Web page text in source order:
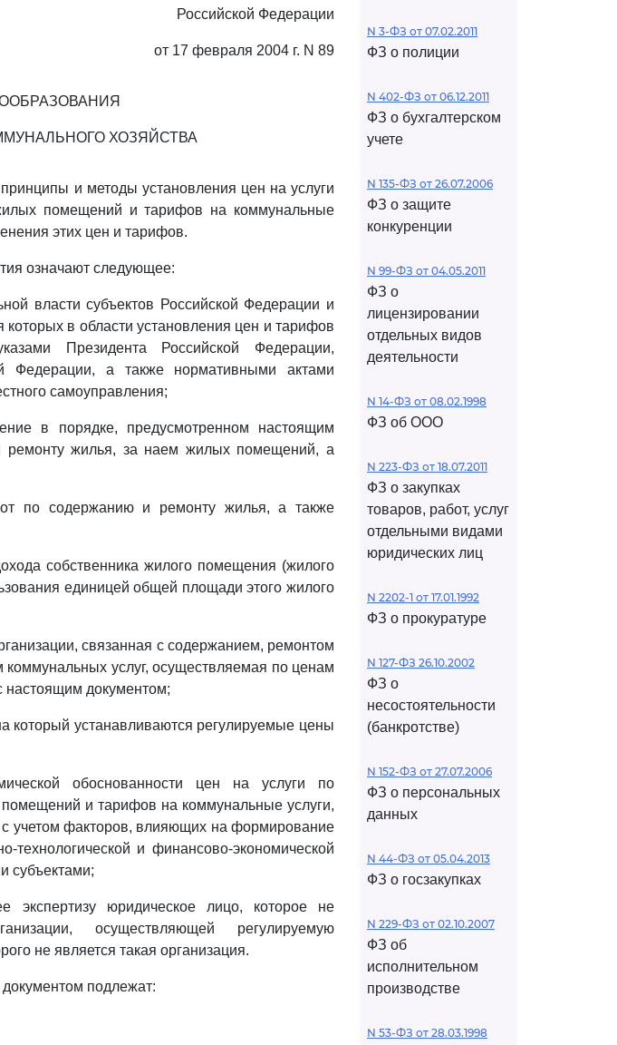
Российской Федерации
от 17 февраля 2004 г. N 89
ХОЗЯЙСТВА
и методы установления цен на услуги
помещений и тарифов на коммунальные
этих цен и тарифов.
означают следующее:
власти субъектов Российской Федерации и
в области установления цен и тарифов
Президента Российской Федерации,
Федерации, а также нормативными актами
самоуправления;
в порядке, предусмотренном настоящим
ремонту жилья, за наем жилых помещений, а
по содержанию и ремонту жилья, а также
собственника жилого помещения (жилого
единицей общей площади этого жилого
связанная с содержанием, ремонтом
услуг, осуществляемая по ценам
настоящим документом;
который устанавливаются регулируемые цены
обоснованности цен на услуги по
и тарифов на коммунальные услуги,
с учетом факторов, влияющих на формирование
и финансово-экономической
субъектами;
экспертизу юридическое лицо, которое не
осуществляющей регулируемую
не является такая организация.
подлежат:
N 3-ФЗ от 07.02.2011
ФЗ о полиции
N 402-ФЗ от 06.12.2011
ФЗ о бухгалтерском
учете
N 135-ФЗ от 26.07.2006
ФЗ о защите
конкуренции
N 99-ФЗ от 04.05.2011
ФЗ о
лицензировании
отдельных видов
деятельности
N 14-ФЗ от 08.02.1998
ФЗ об ООО
N 223-ФЗ от 18.07.2011
ФЗ о закупках
товаров, работ, услуг
отдельными видами
юридических лиц
N 2202-1 от 17.01.1992
ФЗ о прокуратуре
N 127-ФЗ 26.10.2002
ФЗ о
несостоятельности
(банкротстве)
N 152-ФЗ от 27.07.2006
ФЗ о персональных
данных
N 44-ФЗ от 05.04.2013
ФЗ о госзакупках
N 229-ФЗ от 02.10.2007
ФЗ об
исполнительном
производстве
N 53-ФЗ от 28.03.1998